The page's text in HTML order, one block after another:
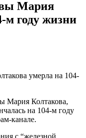
Мария
м году жизни
Мария Колтакова,
на 104-м году
канале.
с “железной